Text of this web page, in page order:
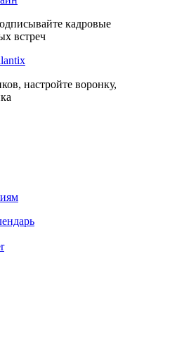
кадровые
встреч
настройте воронку,